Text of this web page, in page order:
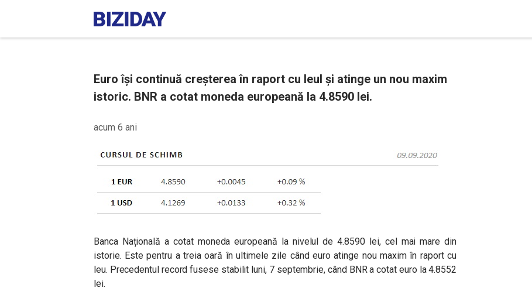
Euro își continuă creșterea în raport cu leul și atinge un nou maxim
istoric. BNR a cotat moneda europeană la 4.8590 lei.
acum 6 ani
Banca Națională a cotat moneda europeană la nivelul de 4.8590 lei, cel mai mare din
istorie. Este pentru a treia oară în ultimele zile când euro atinge nou maxim în raport cu
leu. Precedentul record fusese stabilit luni, 7 septembrie, când BNR a cotat euro la 4.8552
lei.